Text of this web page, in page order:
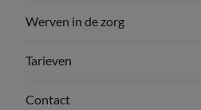
Werven in de zorg
Tarieven
Contact